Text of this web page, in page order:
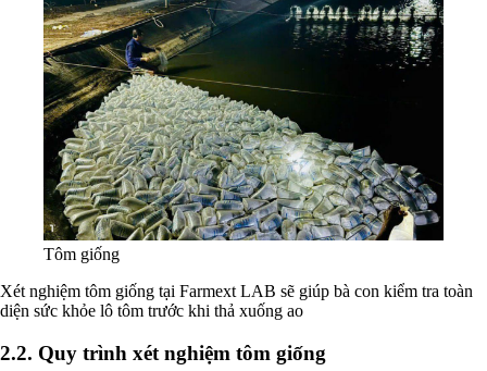
Tôm giống
Xét nghiệm tôm giống tại Farmext LAB sẽ giúp bà con kiểm tra toàn
diện sức khỏe lô tôm trước khi thả xuống ao
2.2. Quy trình xét nghiệm tôm giống